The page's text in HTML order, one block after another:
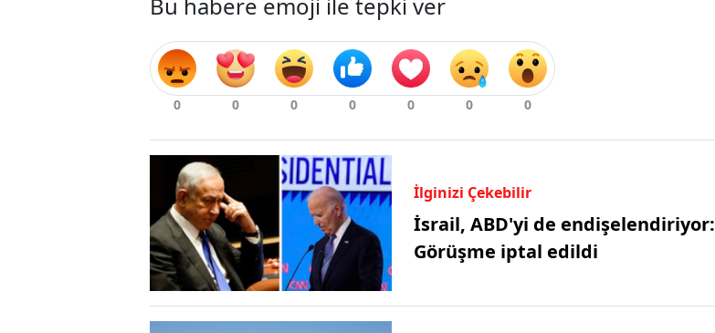
İlginizi Çekebilir
İsrail, ABD'yi de endişelendiriyor:
Görüşme iptal edildi